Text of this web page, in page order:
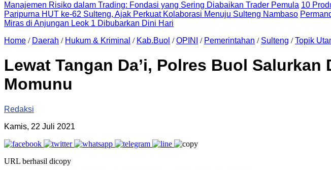
Manajemen Risiko dalam Trading: Fondasi yang Sering Diabaikan Trader Pemula 10
Paripurna HUT ke-62 Sulteng, Ajak Perkuat Kolaborasi Menuju Sulteng Nambaso
Miras di Anjungan Leok 1 Dibubarkan Dini Hari
Home / Daerah / Hukum & Kriminal / Kab.Buol /OPINI / Pemerintahan / Sulteng /Topik
Lewat Tangan Da’i, Polres Buol
Momunu
Redaksi
Kamis, 22 Juli 2021
URL berhasil dicopy